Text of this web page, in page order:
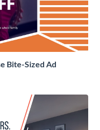
Bite-Sized Ad